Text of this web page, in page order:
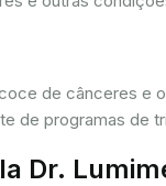
de cânceres e
de programas de
Dr.